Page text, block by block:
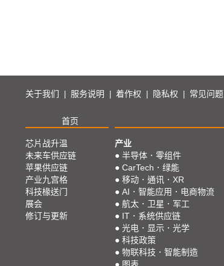
关于我们 服务说明 着作权 隐私权 常见问题
首页
芯片战升温
未来车供应链
苹果供应链
产业九宫格
科技椽送门
展会
修订与更新
产业
● 半导体．零组件
● CarTech．绿能
● 移动．通讯．XR
● AI．智能应用．电商物流
● 航太．卫星．军工
● IT．系统供应链
● 光电．显示．光学
● 科技政策
● 物联科技．智能制造